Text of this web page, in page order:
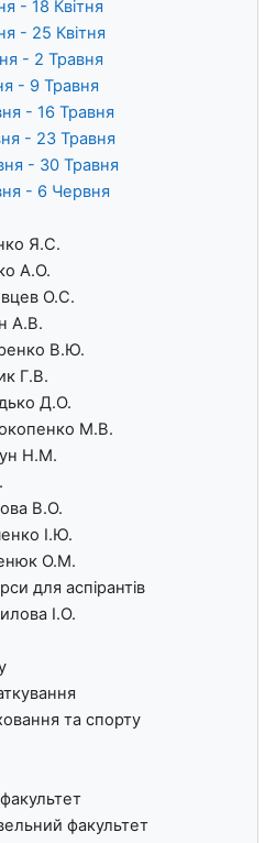
- 18 Квітня
- 25 Квітня
- 2 Травня
- 9 Травня
- 16 Травня
- 23 Травня
- 30 Травня
- 6 Червня
Я.С.
А.О.
О.С.
А.В.
В.Ю.
Г.В.
Д.О.
М.В.
Н.М.
В.О.
І.Ю.
О.М.
для аспірантів
І.О.
та спорту
факультет